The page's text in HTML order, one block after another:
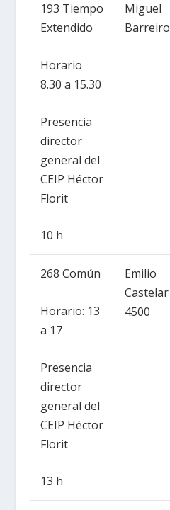
193 Tiempo
Extendido
Horario
8.30 a 15.30
Presencia
director
general del
CEIP Héctor
Florit
10 h
Miguel
Barreiro
268 Común
Horario: 13
a 17
Presencia
director
general del
CEIP Héctor
Florit
13 h
Emilio
Castelar
4500